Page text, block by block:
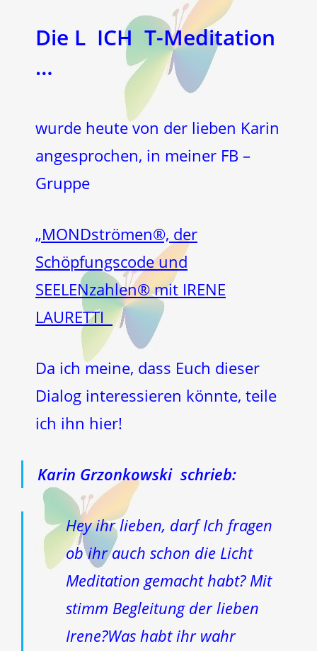
Die L ICH T-Meditation
…
wurde heute von der lieben Karin
angesprochen, in meiner FB –
Gruppe
„MONDströmen®, der
Schöpfungscode und
SEELENzahlen® mit IRENE
LAURETTI
Da ich meine, dass Euch dieser
Dialog interessieren könnte, teile
ich ihn hier!
Karin Grzonkowski schrieb:
Hey ihr lieben, darf Ich fragen
ob ihr auch schon die Licht
Meditation gemacht habt? Mit
stimm Begleitung der lieben
Irene?Was habt ihr wahr